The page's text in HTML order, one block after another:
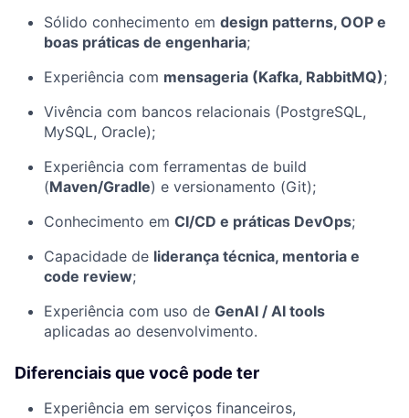
Sólido conhecimento em design patterns, OOP e
boas práticas de engenharia;
Experiência com mensageria (Kafka, RabbitMQ);
Vivência com bancos relacionais (PostgreSQL,
MySQL, Oracle);
Experiência com ferramentas de build
(Maven/Gradle) e versionamento (Git);
Conhecimento em CI/CD e práticas DevOps;
Capacidade de liderança técnica, mentoria e
code review;
Experiência com uso de GenAI / AI tools
aplicadas ao desenvolvimento.
Diferenciais que você pode ter
Experiência em serviços financeiros,